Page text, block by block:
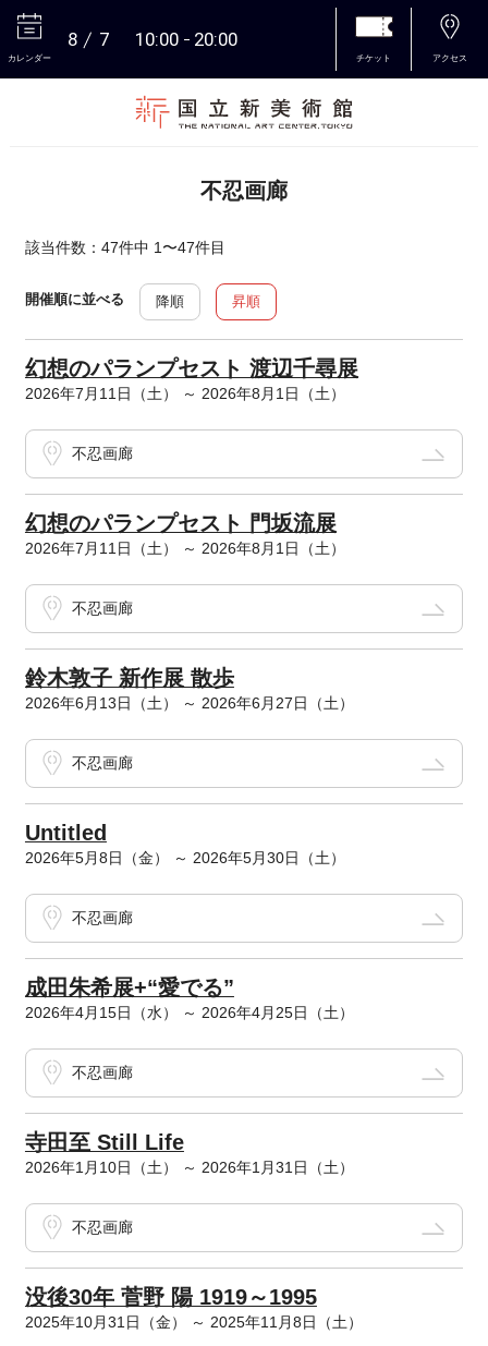
カレンダー
8 7 10:00 20:00
チケット アクセス
不忍画廊
該当件数：47件中 1〜47件目
開催順に並べる 降順 昇順
幻想のパランプセスト 渡辺千尋展
2026年7月11日（土） ～ 2026年8月1日（土）
不忍画廊
幻想のパランプセスト 門坂流展
2026年7月11日（土） ～ 2026年8月1日（土）
不忍画廊
鈴木敦子 新作展 散歩
2026年6月13日（土） ～ 2026年6月27日（土）
不忍画廊
Untitled
2026年5月8日（金） ～ 2026年5月30日（土）
不忍画廊
成田朱希展+“愛でる”
2026年4月15日（水） ～ 2026年4月25日（土）
不忍画廊
寺田至 Still Life
2026年1月10日（土） ～ 2026年1月31日（土）
不忍画廊
没後30年 菅野 陽 1919～1995
2025年10月31日（金） ～ 2025年11月8日（土）